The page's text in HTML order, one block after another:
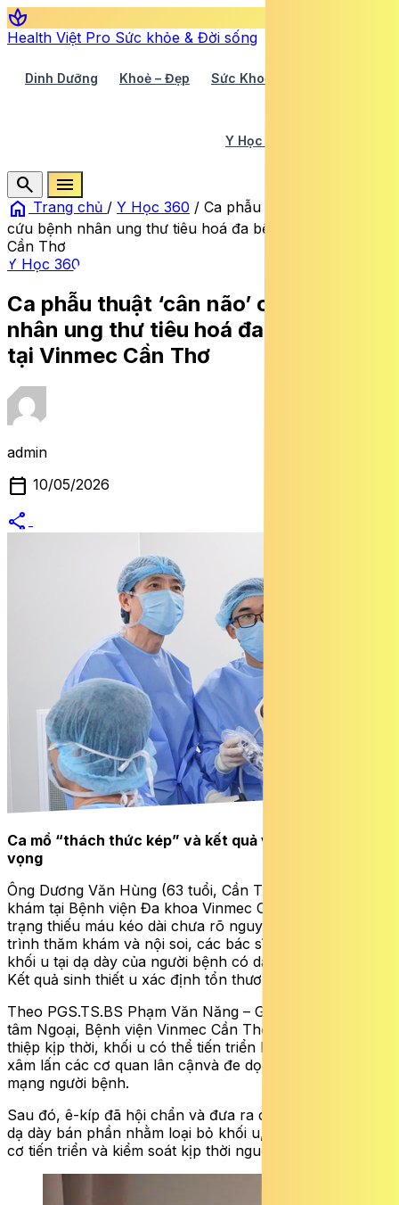
spa
Health Việt Pro Sức khỏe & Đời sống
Dinh Dưỡng Khoẻ – Đẹp Sức Khoẻ TV
Y Học Cổ Truyền
search
menu
home Trang chủ / Y Học 360 / Ca phẫu thuật ‘cân não’
cứu bệnh nhân ung thư tiêu hoá đa bệnh nền tại Vinmec
Cần Thơ
Y Học 360
Ca phẫu thuật ‘cân não’ cứu bệnh
nhân ung thư tiêu hoá đa bệnh nền
tại Vinmec Cần Thơ
admin
calendar_today 10/05/2026
share
Ca mổ “thách thức kép” và kết quả vượt
vọng
Ông Dương Văn Hùng (63 tuổi, Cần Thơ) đến thăm
khám tại Bệnh viện Đa khoa Vinmec Cần Thơ
trạng thiếu máu kéo dài chưa rõ nguyên nhân
trình thăm khám và nội soi, các bác sĩ phát hiện một
khối u tại dạ dày của người bệnh có dấu hiệu chảy máu.
Kết quả sinh thiết u xác định tổn thương ác tính.
Theo PGS.TS.BS Phạm Văn Năng – Giám đốc Trung
tâm Ngoại, Bệnh viện Vinmec Cần Thơ
thiệp kịp thời, khối u có thể tiến triển lan rộng,
xâm lấn các cơ quan lân cậnvà đe dọa trực tiếp tính
mạng người bệnh.
Sau đó, ê-kíp đã hội chẩn và đưa ra chỉ định nội soi cắt
dạ dày bán phần nhằm loại bỏ khối u, ngăn chặn nguy
cơ tiến triển và kiểm soát kịp thời nguồn chảy máu.